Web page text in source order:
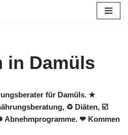
in Damüls
für Damüls. ★
♻ Diäten, ☑️
Abnehmprogramme. ❤ Kommen